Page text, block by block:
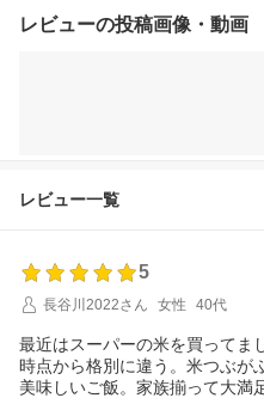
レビューの投稿画像・動画
レビュー一覧
5
長谷川2022さん
女性 40代
最近はスーパーの米を買ってま
時点から格別に違う。米つぶが
美味しいご飯。家族揃って大満